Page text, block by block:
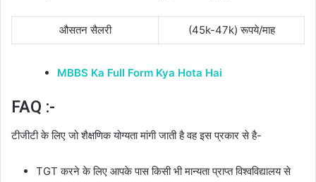
औसतन सैलरी (45k-47k) रूपये/माह
MBBS Ka Full Form Kya Hota Hai
FAQ :-
टीजीटी के लिए जो शैक्षणिक योग्यता मांगी जाती है वह इस प्रकार से है-
TGT करने के लिए आपके पास किसी भी मान्यता प्राप्त विश्वविद्यालय से